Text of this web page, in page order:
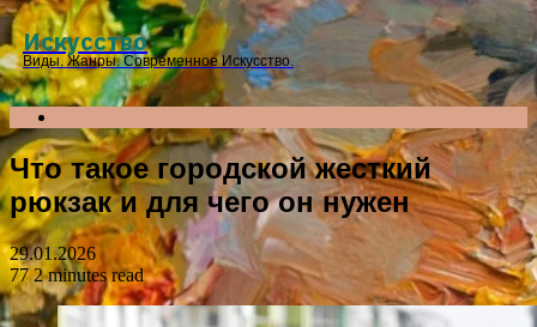
Menu
Искусство
Виды. Жанры. Современное Искусство.
for
Что такое городской жесткий
рюкзак и для чего он нужен
29.01.2026
772 minutes read